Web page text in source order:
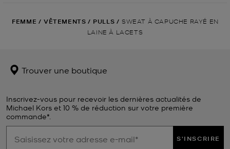
FEMME / VÊTEMENTS / PULLS / SWEAT À CAPUCHE RAYÉ EN
LAINE À LACETS
Trouver une boutique
Inscrivez-vous pour recevoir les dernières actualités de
Michael Kors et 10 % de réduction sur votre première
commande*.
S'INSCRIRE